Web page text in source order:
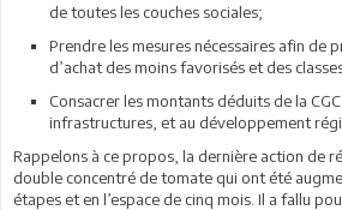
de toutes les couches sociales;
Prendre les mesures nécessaires afin de
d’achat des moins favorisés et des
Consacrer les montants déduits de la
infrastructures, et au développement
Rappelons à ce propos, la dernière action de
double concentré de tomate qui ont été
étapes et en l’espace de cinq mois. Il a fallu